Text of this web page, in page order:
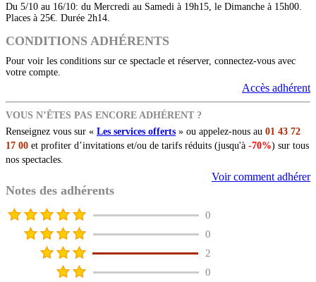
Du 5/10 au 16/10: du Mercredi au Samedi à 19h15, le Dimanche à 15h00.
Places à 25€. Durée 2h14.
CONDITIONS ADHÉRENTS
Pour voir les conditions sur ce spectacle et réserver, connectez-vous avec
votre compte.
Accès adhérent
VOUS N’ÊTES PAS ENCORE ADHÉRENT ?
Renseignez vous sur « Les services offerts » ou appelez-nous au 01 43 72
17 00 et profiter d’invitations et/ou de tarifs réduits (jusqu'à -70%) sur tous
nos spectacles.
Voir comment adhérer
Notes des adhérents
0
0
2
0